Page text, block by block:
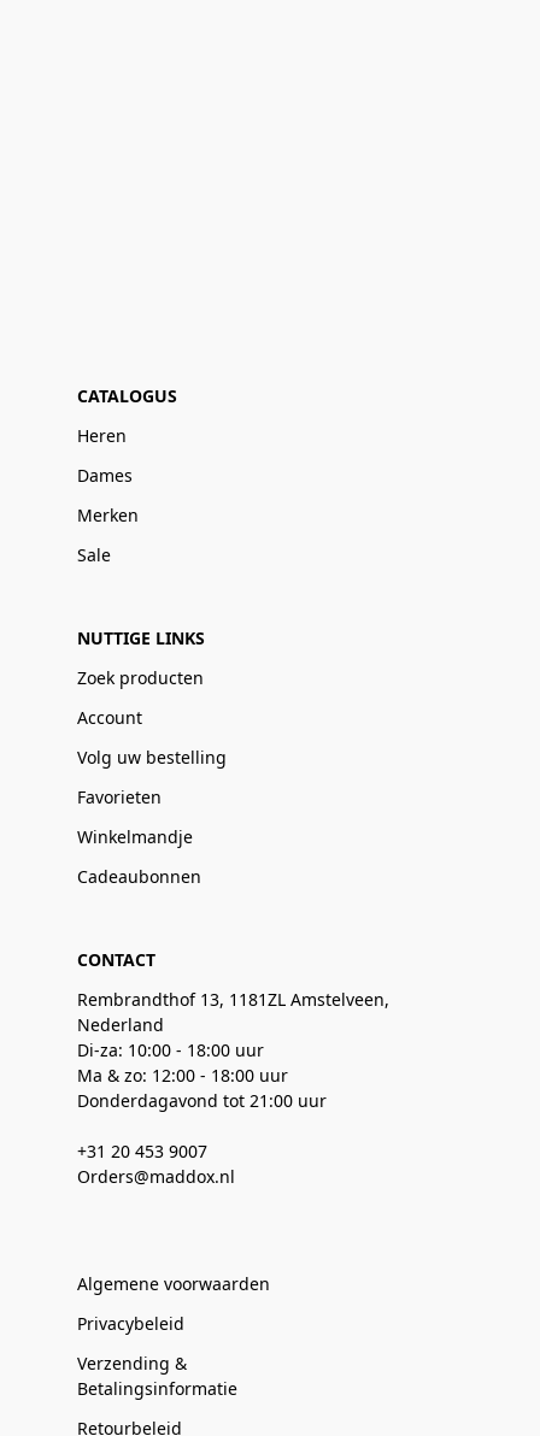
CATALOGUS
Heren
Dames
Merken
Sale
NUTTIGE LINKS
Zoek producten
Account
Volg uw bestelling
Favorieten
Winkelmandje
Cadeaubonnen
CONTACT
Rembrandthof 13, 1181ZL Amstelveen,
Nederland
Di-za: 10:00 - 18:00 uur
Ma & zo: 12:00 - 18:00 uur
Donderdagavond tot 21:00 uur
+31 20 453 9007
Orders@maddox.nl
Algemene voorwaarden
Privacybeleid
Verzending &
Betalingsinformatie
Retourbeleid